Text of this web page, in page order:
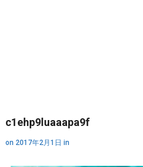
c1ehp9luaaapa9f
on 2017年2月1日 in